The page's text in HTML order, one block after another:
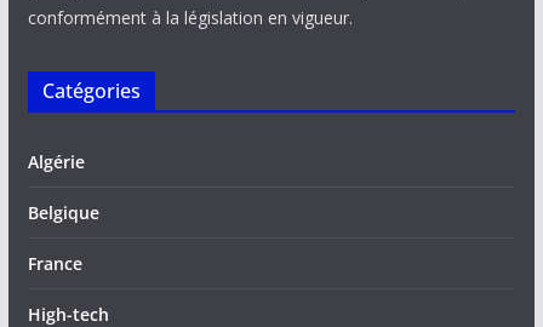
conformément à la législation en vigueur.
Catégories
Algérie
Belgique
France
High-tech